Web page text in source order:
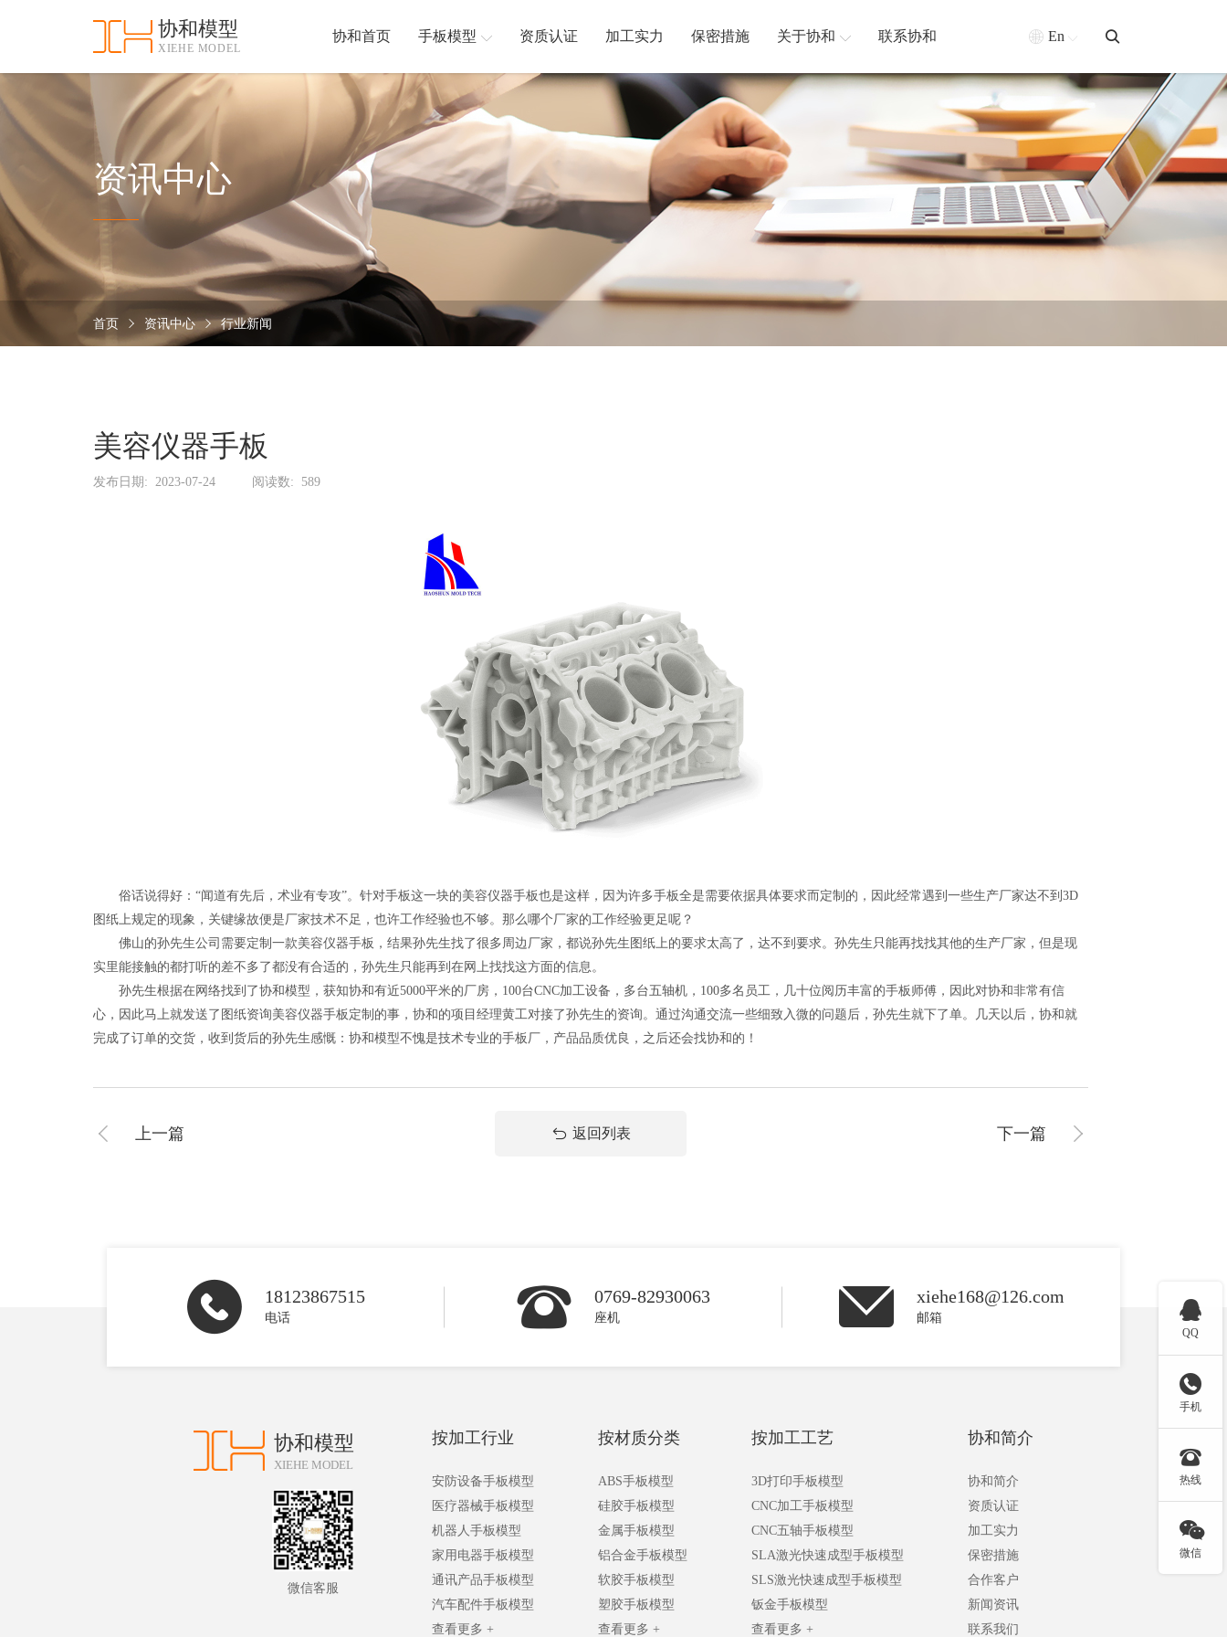
协和模型
XIEHE MODEL
协和首页 手板模型 资质认证 加工实力 保密措施 关于协和 联系协和 En
资讯中心
首页 资讯中心 行业新闻
美容仪器手板
发布日期: 2023-07-24 阅读数: 589
俗话说得好：“闻道有先后，术业有专攻”。针对手板这一块的美容仪器手板也是这样，因为许多手板全是需要依据具体要求而定制的，因此经常遇到一些生产厂家达不到3D
图纸上规定的现象，关键缘故便是厂家技术不足，也许工作经验也不够。那么哪个厂家的工作经验更足呢？
佛山的孙先生公司需要定制一款美容仪器手板，结果孙先生找了很多周边厂家，都说孙先生图纸上的要求太高了，达不到要求。孙先生只能再找找其他的生产厂家，但是现
实里能接触的都打听的差不多了都没有合适的，孙先生只能再到在网上找找这方面的信息。
孙先生根据在网络找到了协和模型，获知协和有近5000平米的厂房，100台CNC加工设备，多台五轴机，100多名员工，几十位阅历丰富的手板师傅，因此对协和非常有信
心，因此马上就发送了图纸资询美容仪器手板定制的事，协和的项目经理黄工对接了孙先生的资询。通过沟通交流一些细致入微的问题后，孙先生就下了单。几天以后，协和就
完成了订单的交货，收到货后的孙先生感慨：协和模型不愧是技术专业的手板厂，产品品质优良，之后还会找协和的！
上一篇 返回列表 下一篇
18123867515
电话
0769-82930063
座机
xiehe168@126.com
邮箱
协和模型
XIEHE MODEL
微信客服
按加工行业
安防设备手板模型
医疗器械手板模型
机器人手板模型
家用电器手板模型
通讯产品手板模型
汽车配件手板模型
查看更多 +
按材质分类
ABS手板模型
硅胶手板模型
金属手板模型
铝合金手板模型
软胶手板模型
塑胶手板模型
查看更多 +
按加工工艺
3D打印手板模型
CNC加工手板模型
CNC五轴手板模型
SLA激光快速成型手板模型
SLS激光快速成型手板模型
钣金手板模型
查看更多 +
协和简介
协和简介
资质认证
加工实力
保密措施
合作客户
新闻资讯
联系我们
和
首
页
手
型
资
认
加
实
保
密
施

QQ

手机

热线

微信